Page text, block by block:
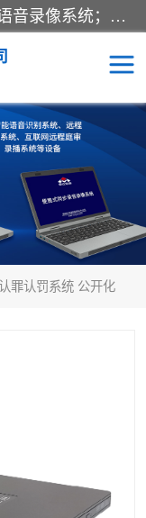
深圳鼎立宏泰科技有限公司专注做语音录像系统；主要服务有：约谈室同步录音录像系统、设计数字询问同步录音录像、数字约谈室同步录音录像、公开听证室、智慧庭审、智能语音识别转写、远程提讯（提审）、记录仪、远程指挥综合管理平台、录播系统等
罪认罚系统 公开化
审讯设备